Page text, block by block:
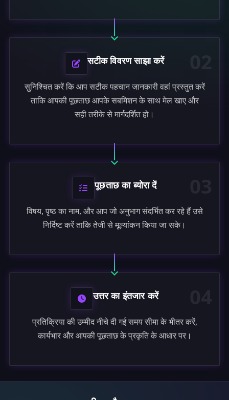
सटीक विवरण साझा करें
सुनिश्चित करें कि आप सटीक पहचान जानकारी वहां प्रस्तुत करें
ताकि आपकी पूछताछ आपके सबमिशन के साथ मेल खाए और
सही तरीके से मार्गदर्शित हो।
पूछताछ का ब्योरा दें
विषय, पृष्ठ का नाम, और आप जो अनुभाग संदर्भित कर रहे हैं उसे
निर्दिष्ट करें ताकि तेजी से मूल्यांकन किया जा सके।
उत्तर का इंतजार करें
प्रतिक्रिया की उम्मीद नीचे दी गई समय सीमा के भीतर करें,
कार्यभार और आपकी पूछताछ के प्रकृति के आधार पर।